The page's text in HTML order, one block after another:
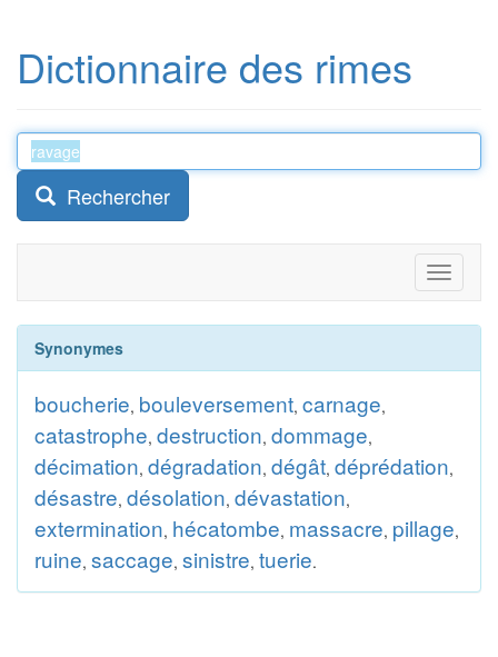
Dictionnaire des rimes
Rechercher
Toggle
Synonymes
boucherie, bouleversement, carnage,
catastrophe, destruction, dommage,
décimation, dégradation, dégât, déprédation,
désastre, désolation, dévastation,
extermination, hécatombe, massacre, pillage,
ruine, saccage, sinistre, tuerie.